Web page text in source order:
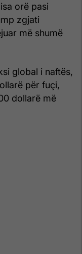
orë pasi
zgjati
më shumë
global i naftës,
për fuçi,
dollarë më